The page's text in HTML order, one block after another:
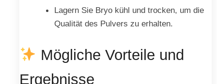
Lagern Sie Bryo kühl und trocken, um die
Qualität des Pulvers zu erhalten.
Mögliche Vorteile und
Ergebnisse